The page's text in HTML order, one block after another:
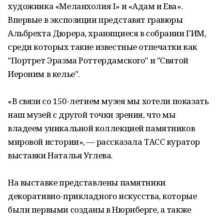
художника «Меланхолия I» и «Адам и Ева».
Впервые в экспозиции представят гравюры
Альбрехта Дюрера, хранящиеся в собрании ГИМ,
среди которых такие известные отпечатки как
"Портрет Эразма Роттердамского" и "Святой
Иероним в келье".
«В связи со 150-летием музея мы хотели показать
наш музей с другой точки зрения, что мы
владеем уникальной коллекцией памятников
мировой истории», — рассказала ТАСС куратор
выставки Наталья Углева.
На выставке представлены памятники
декоративно-прикладного искусства, которые
были первыми созданы в Нюрнберге, а также